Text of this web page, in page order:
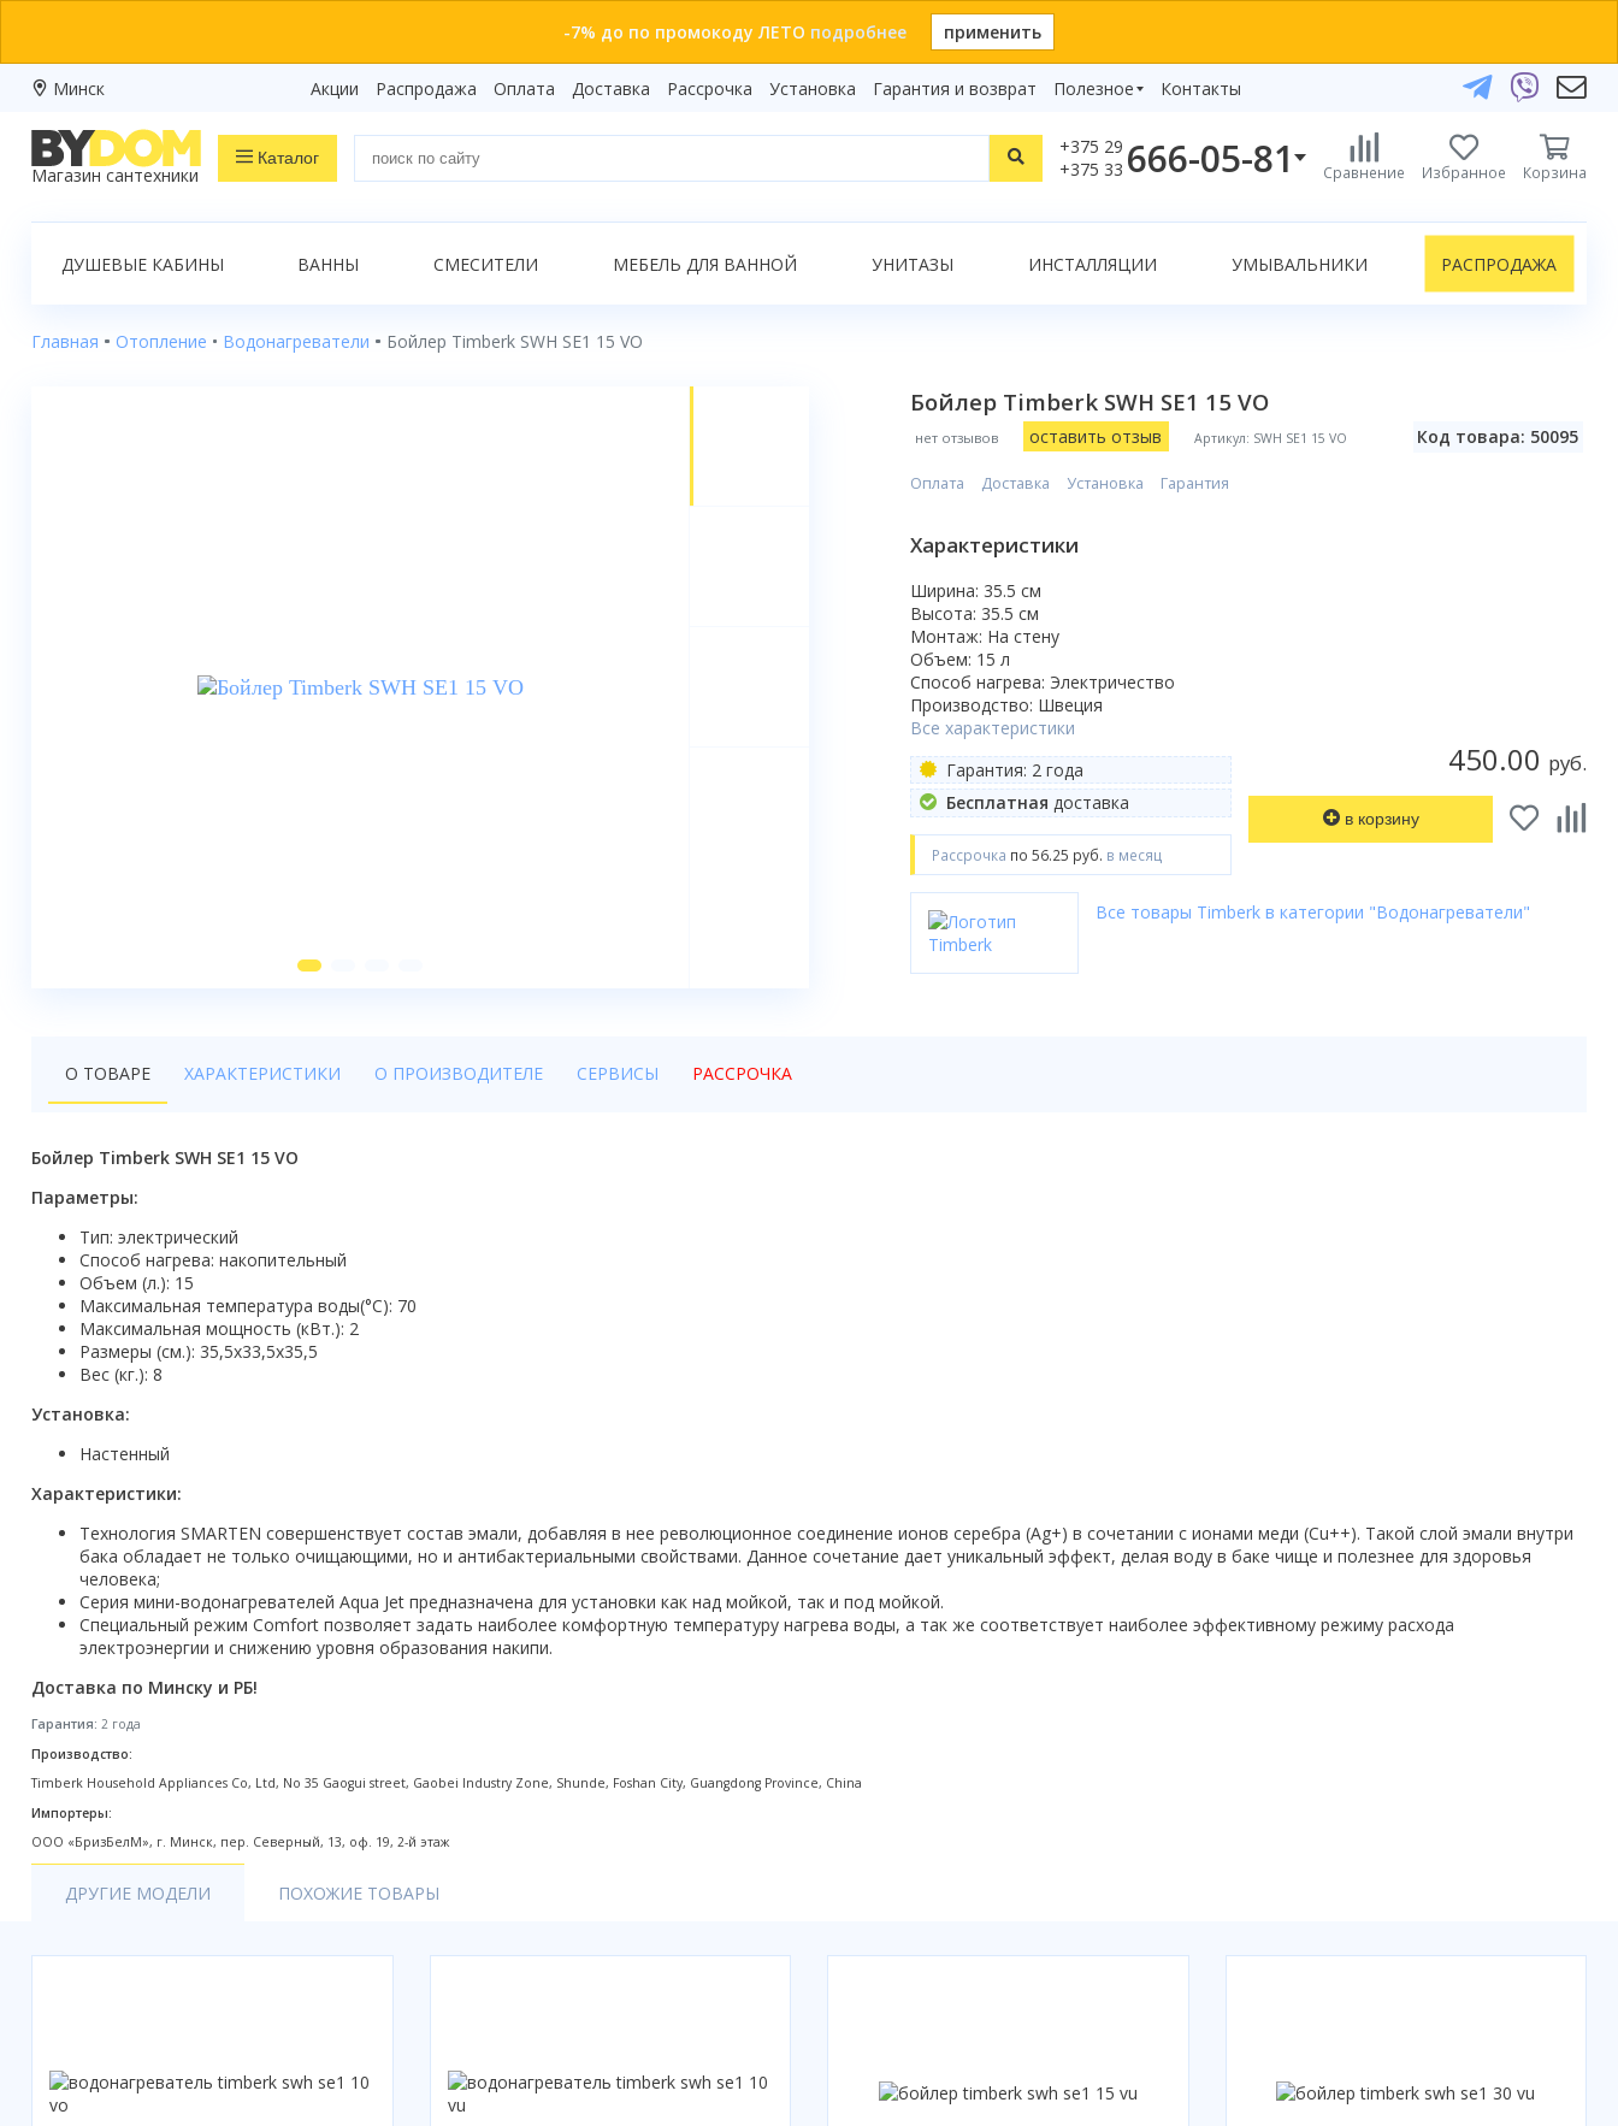
-7% до по промокоду ЛЕТО подробнее применить
Минск Акции Распродажа Оплата Доставка Рассрочка Установка Гарантия и возврат
Полезное
Видеообзоры
Бренды
Контакты
Магазин сантехники
Каталог
+375 29
+375 33 666-05-81
+375 29 666-05-81
+375 17 243-24-29
Telegram
Viber
Сравнение Избранное Корзина
Показать все результаты
Распродажа
Ванны
Смесители
Кухонные мойки
Трапы
Радиаторы отопления
Котлы отопления
Сифоны и донные клапаны
Люки
Дом и сад
Готовые кухни
Акции
ДУШЕВЫЕ КАБИНЫ ВАННЫ СМЕСИТЕЛИ МЕБЕЛЬ ДЛЯ ВАННОЙ УНИТАЗЫ ИНСТАЛЛЯЦИИ УМЫВАЛЬНИКИ РАСПРОДАЖА
Главная Отопление Водонагреватели Бойлер Timberk SWH SE1 15 VO
Бойлер Timberk SWH SE1 15 VO
нет отзывов оставить отзыв Артикул: SWH SE1 15 VO Код товара: 50095
450.00 руб.
в корзину
Оплата Доставка Установка Гарантия
Характеристики
Ширина: 35.5 см
Высота: 35.5 см
Монтаж: На стену
Объем: 15 л
Способ нагрева: Электричество
Производство: Швеция
Все характеристики
Гарантия: 2 года
Бесплатная доставка
Рассрочка по 56.25 руб. в месяц
Все товары Timberk в категории "Водонагреватели"
О ТОВАРЕ ХАРАКТЕРИСТИКИ О ПРОИЗВОДИТЕЛЕ СЕРВИСЫ РАССРОЧКА
Бойлер Timberk SWH SE1 15 VO
Параметры:
Тип: электрический
Способ нагрева: накопительный
Объем (л.): 15
Максимальная температура воды(°C): 70
Максимальная мощность (кВт.): 2
Размеры (см.): 35,5х33,5х35,5
Вес (кг.): 8
Установка:
Настенный
Характеристики:
Технология SMARTEN совершенствует состав эмали, добавляя в нее революционное соединение ионов серебра (Ag+) в сочетании с ионами меди (Cu++). Такой слой эмали внутри
бака обладает не только очищающими, но и антибактериальными свойствами. Данное сочетание дает уникальный эффект, делая воду в баке чище и полезнее для здоровья
человека;
Серия мини-водонагревателей Aqua Jet предназначена для установки как над мойкой, так и под мойкой.
Специальный режим Comfort позволяет задать наиболее комфортную температуру нагрева воды, а так же соответствует наиболее эффективному режиму расхода
электроэнергии и снижению уровня образования накипи.
Доставка по Минску и РБ!
Гарантия: 2 года
Производство:
Timberk Household Appliances Co, Ltd, No 35 Gaogui street, Gaobei Industry Zone, Shunde, Foshan City, Guangdong Province, China
Импортеры:
ООО «БризБелМ», г. Минск, пер. Северный, 13, оф. 19, 2-й этаж
ДРУГИЕ МОДЕЛИ ПОХОЖИЕ ТОВАРЫ